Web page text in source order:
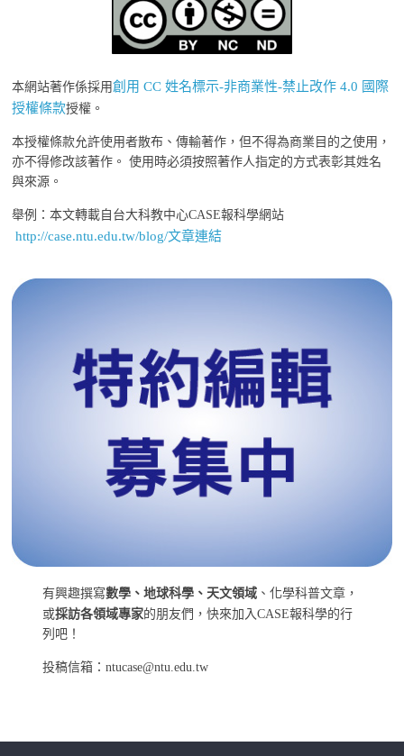
本網站著作係採用創用 CC 姓名標示-非商業性-禁止改作 4.0 國際
授權條款授權。
本授權條款允許使用者散布、傳輸著作，但不得為商業目的之使用，
亦不得修改該著作。 使用時必須按照著作人指定的方式表彰其姓名
與來源。
舉例：本文轉載自台大科教中心CASE報科學網站
http://case.ntu.edu.tw/blog/文章連結
有興趣撰寫數學、地球科學、天文領域 、化學科普文章，
或採訪各領域專家的朋友們，快來加入CASE報科學的行
列吧！
投稿信箱：ntucase@ntu.edu.tw